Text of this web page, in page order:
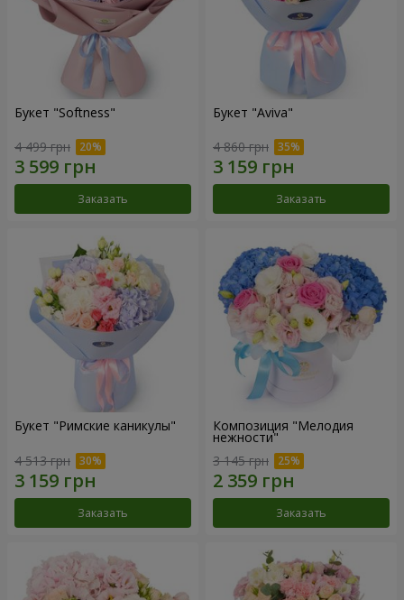
Букет "Softness"
4 499 грн
Заказать
Букет "Aviva"
4 860 грн
Заказать
Букет "Римские каникулы"
4 513 грн
Заказать
Композиция "Мелодия
нежности"
3 145 грн
Заказать